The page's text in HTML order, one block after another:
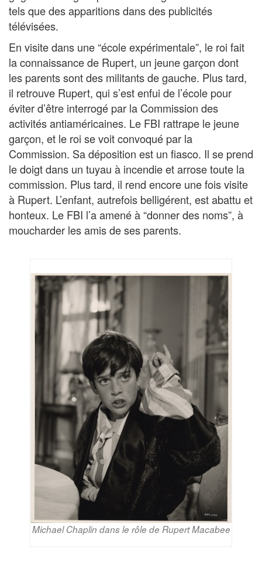
tels que des apparitions dans des publicités
télévisées.
En visite dans une “école expérimentale”, le roi fait
la connaissance de Rupert, un jeune garçon dont
les parents sont des militants de gauche. Plus tard,
il retrouve Rupert, qui s’est enfui de l’école pour
éviter d’être interrogé par la Commission des
activités antiaméricaines. Le FBI rattrape le jeune
garçon, et le roi se voit convoqué par la
Commission. Sa déposition est un fiasco. Il se prend
le doigt dans un tuyau à incendie et arrose toute la
commission. Plus tard, il rend encore une fois visite
à Rupert. L’enfant, autrefois belligérent, est abattu et
honteux. Le FBI l’a amené à “donner des noms”, à
moucharder les amis de ses parents.
Michael Chaplin dans le rôle de Rupert Macabee